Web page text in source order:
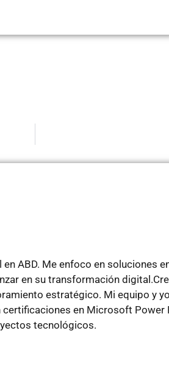
ABD. Me enfoco en soluciones
en su transformación
estratégico. Mi equipo y
en Microsoft
tecnológicos.